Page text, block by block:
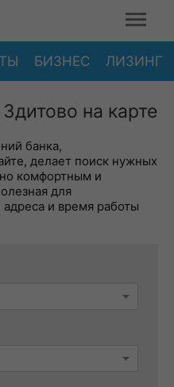
БИЗНЕС ЛИЗИНГ
на карте
банка,
делает поиск нужных
комфортным и
для
и время работы